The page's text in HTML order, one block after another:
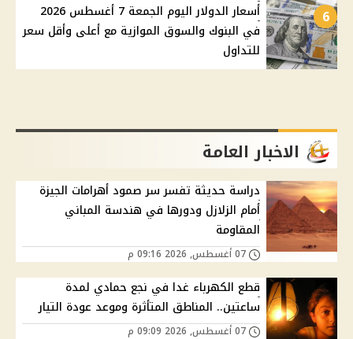
6
أسعار الدولار اليوم الجمعة 7 أغسطس 2026
في البنوك والسوق الموازية مع أعلى وأقل سعر
للتداول
الاخبار العامة
دراسة حديثة تفسر سر صمود أهرامات الجيزة
أمام الزلازل ودورها في هندسة المباني
المقاومة
قطع الكهرباء غدا في نجع حمادي لمدة
ساعتين.. المناطق المتأثرة وموعد عودة التيار